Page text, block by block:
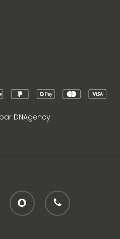
DNAgency
snapchat phone